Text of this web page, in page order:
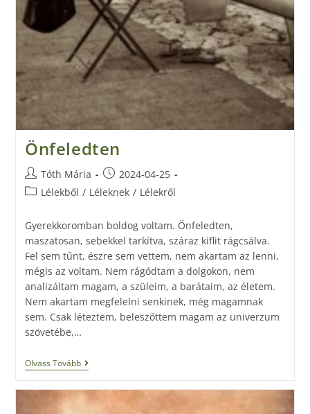
Önfeledten
Tóth Mária
2024-04-25
Lélekből / Léleknek / Lélekről
Gyerekkoromban boldog voltam. Önfeledten,
maszatosan, sebekkel tarkítva, száraz kiflit rágcsálva.
Fel sem tűnt, észre sem vettem, nem akartam az lenni,
mégis az voltam. Nem rágódtam a dolgokon, nem
analizáltam magam, a szüleim, a barátaim, az életem.
Nem akartam megfelelni senkinek, még magamnak
sem. Csak léteztem, beleszőttem magam az univerzum
szövetébe,…
Olvass Tovább